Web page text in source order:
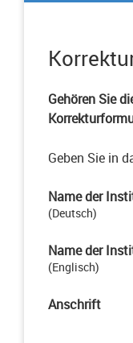
Gehören Sie
Geben Sie in
Name der
(Deutsch)
Name der
(Englisch)
Anschrift